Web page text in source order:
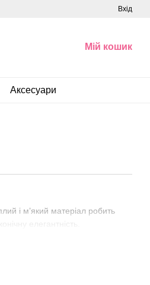
Вхід
Мій кошик
Аксесуари
і м’який матеріал робить
елегантність.